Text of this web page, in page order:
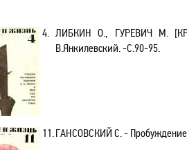
4. ЛИБКИН О., ГУРЕВИЧ М.
В.Янкилевский. -С.90-95.
11.ГАНСОВСКИЙ С. -